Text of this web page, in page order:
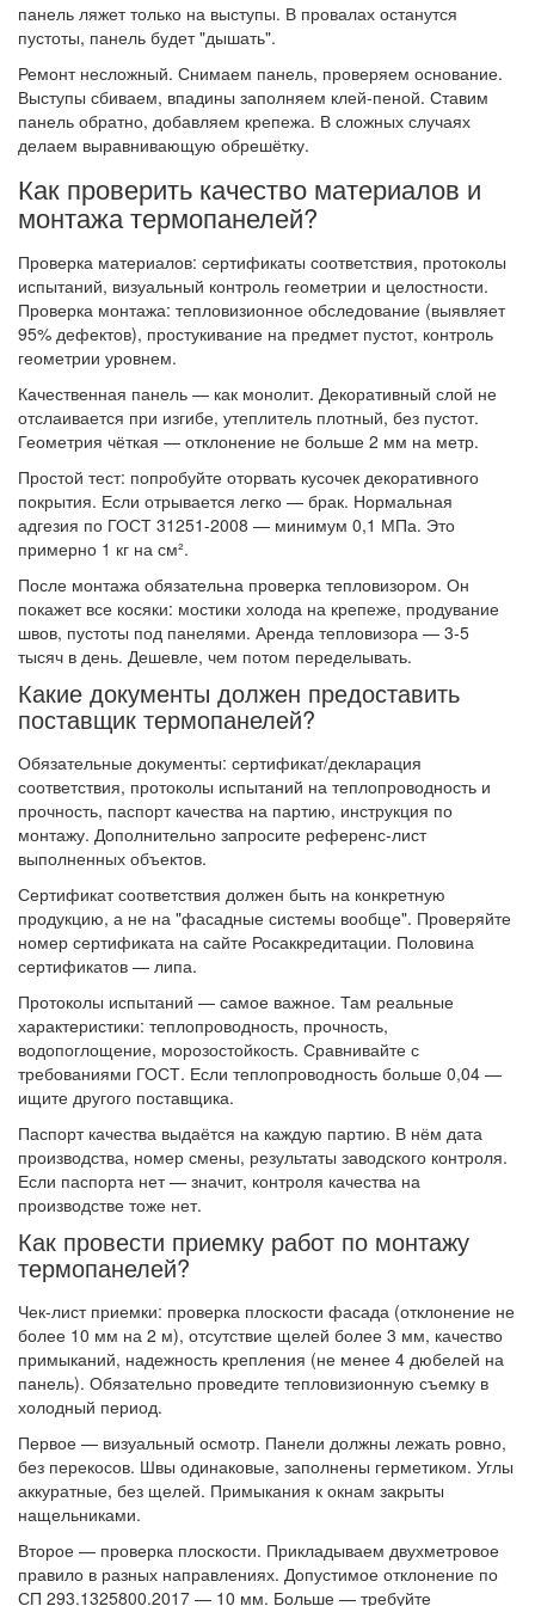
панель ляжет только на выступы. В провалах останутся
пустоты, панель будет "дышать".
Ремонт несложный. Снимаем панель, проверяем основание.
Выступы сбиваем, впадины заполняем клей-пеной. Ставим
панель обратно, добавляем крепежа. В сложных случаях
делаем выравнивающую обрешётку.
Как проверить качество материалов и
монтажа термопанелей?
Проверка материалов: сертификаты соответствия, протоколы
испытаний, визуальный контроль геометрии и целостности.
Проверка монтажа: тепловизионное обследование (выявляет
95% дефектов), простукивание на предмет пустот, контроль
геометрии уровнем.
Качественная панель — как монолит. Декоративный слой не
отслаивается при изгибе, утеплитель плотный, без пустот.
Геометрия чёткая — отклонение не больше 2 мм на метр.
Простой тест: попробуйте оторвать кусочек декоративного
покрытия. Если отрывается легко — брак. Нормальная
адгезия по ГОСТ 31251-2008 — минимум 0,1 МПа. Это
примерно 1 кг на см².
После монтажа обязательна проверка тепловизором. Он
покажет все косяки: мостики холода на крепеже, продувание
швов, пустоты под панелями. Аренда тепловизора — 3-5
тысяч в день. Дешевле, чем потом переделывать.
Какие документы должен предоставить
поставщик термопанелей?
Обязательные документы: сертификат/декларация
соответствия, протоколы испытаний на теплопроводность и
прочность, паспорт качества на партию, инструкция по
монтажу. Дополнительно запросите референс-лист
выполненных объектов.
Сертификат соответствия должен быть на конкретную
продукцию, а не на "фасадные системы вообще". Проверяйте
номер сертификата на сайте Росаккредитации. Половина
сертификатов — липа.
Протоколы испытаний — самое важное. Там реальные
характеристики: теплопроводность, прочность,
водопоглощение, морозостойкость. Сравнивайте с
требованиями ГОСТ. Если теплопроводность больше 0,04 —
ищите другого поставщика.
Паспорт качества выдаётся на каждую партию. В нём дата
производства, номер смены, результаты заводского контроля.
Если паспорта нет — значит, контроля качества на
производстве тоже нет.
Как провести приемку работ по монтажу
термопанелей?
Чек-лист приемки: проверка плоскости фасада (отклонение не
более 10 мм на 2 м), отсутствие щелей более 3 мм, качество
примыканий, надежность крепления (не менее 4 дюбелей на
панель). Обязательно проведите тепловизионную съемку в
холодный период.
Первое — визуальный осмотр. Панели должны лежать ровно,
без перекосов. Швы одинаковые, заполнены герметиком. Углы
аккуратные, без щелей. Примыкания к окнам закрыты
нащельниками.
Второе — проверка плоскости. Прикладываем двухметровое
правило в разных направлениях. Допустимое отклонение по
СП 293.1325800.2017 — 10 мм. Больше — требуйте